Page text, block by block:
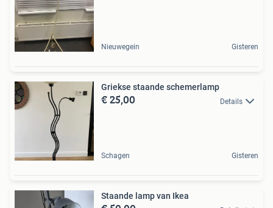
Nieuwegein Gisteren
Griekse staande schemerlamp
€ 25,00 Details
Schagen Gisteren
Staande lamp van Ikea